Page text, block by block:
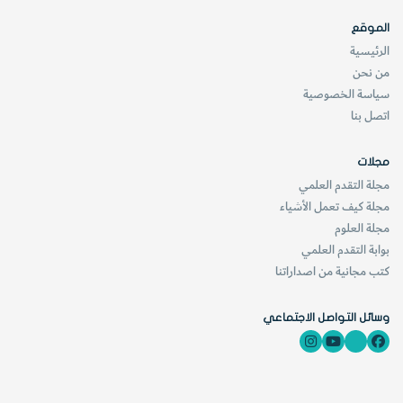
الموقع
الرئيسية
من نحن
سياسة الخصوصية
اتصل بنا
مجلات
مجلة التقدم العلمي
مجلة كيف تعمل الأشياء
مجلة العلوم
بوابة التقدم العلمي
كتب مجانية من اصداراتنا
وسائل التواصل الاجتماعي